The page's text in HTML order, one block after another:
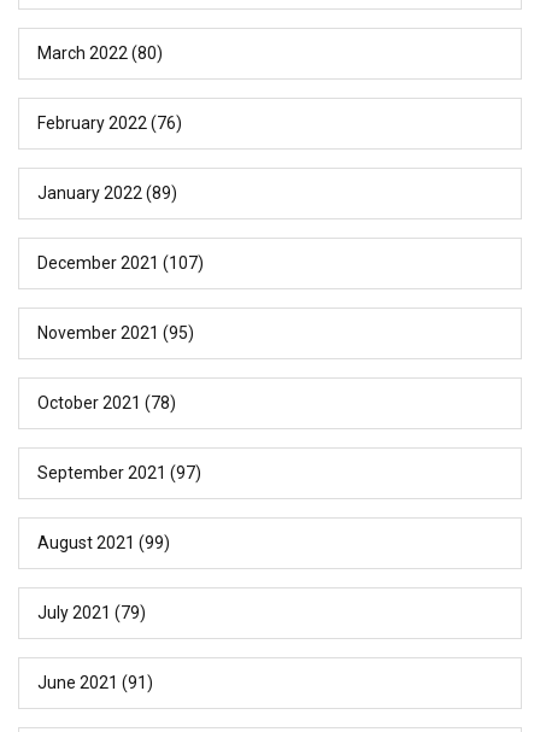
March 2022 (80)
February 2022 (76)
January 2022 (89)
December 2021 (107)
November 2021 (95)
October 2021 (78)
September 2021 (97)
August 2021 (99)
July 2021 (79)
June 2021 (91)